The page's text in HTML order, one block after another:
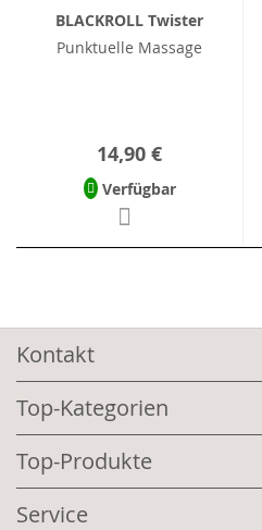
BLACKROLL Twister
Punktuelle Massage
14,90 €
Verfügbar
Kontakt
Top-Kategorien
Top-Produkte
Service